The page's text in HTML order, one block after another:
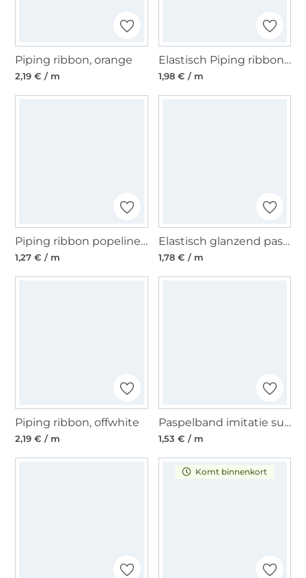
Piping ribbon, orange
2,19 € / m
Elastisch Piping ribbon, zwart
1,98 € / m
Piping ribbon popeline, jeansblauw
1,27 € / m
Elastisch glanzend paspelband, fuchsia 10 mm
1,78 € / m
Piping ribbon, offwhite
2,19 € / m
Paspelband imitatie suède, donkerbruin
1,53 € / m
Komt binnenkort